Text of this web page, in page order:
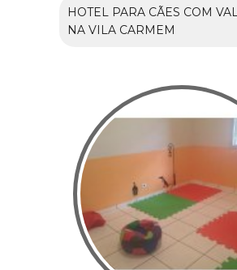
HOTEL PARA CÃES COM
NA VILA CARMEM